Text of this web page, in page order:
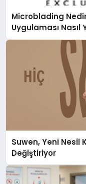
Microblading
Uygulaması Nasıl
Suwen, Yeni Nesil
Değiştiriyor